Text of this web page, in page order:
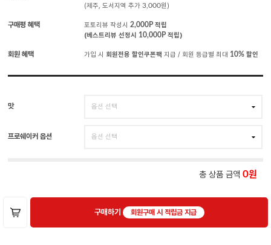
(제주, 도서지역 추가 3,000원)
구매평 혜택 포토리뷰 작성시 2,000P적립
(베스트리뷰 선정시 10,000P적립)
회원 혜택 가입 시 회원전용 할인쿠폰팩 지급 / 회원 등급별 최대 10%할인
맛
프로쉐이커 옵션
총 상품 금액 0
구매하기 회원구매 시 적립금 지급